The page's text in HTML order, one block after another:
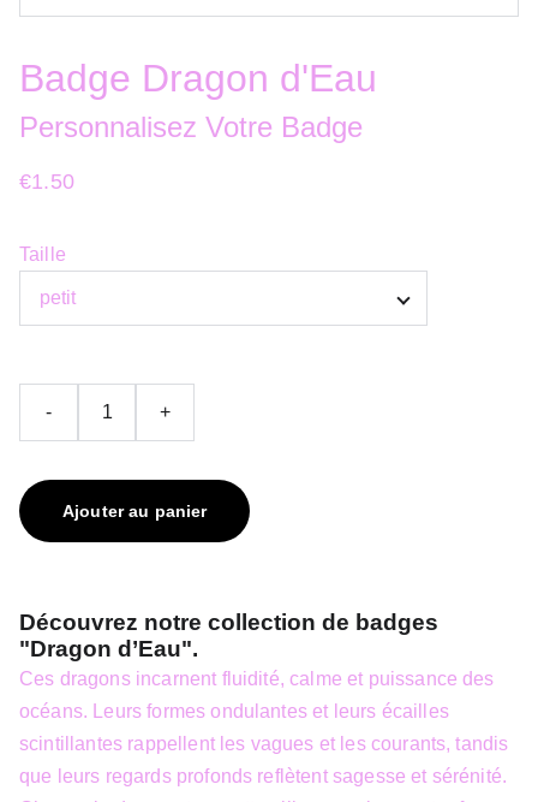
Badge Dragon d'Eau
Personnalisez Votre Badge
€1.50
Taille
- +
Ajouter au panier
Découvrez notre collection de badges
"Dragon d’Eau".
Ces dragons incarnent fluidité, calme et puissance des
océans. Leurs formes ondulantes et leurs écailles
scintillantes rappellent les vagues et les courants, tandis
que leurs regards profonds reflètent sagesse et sérénité.